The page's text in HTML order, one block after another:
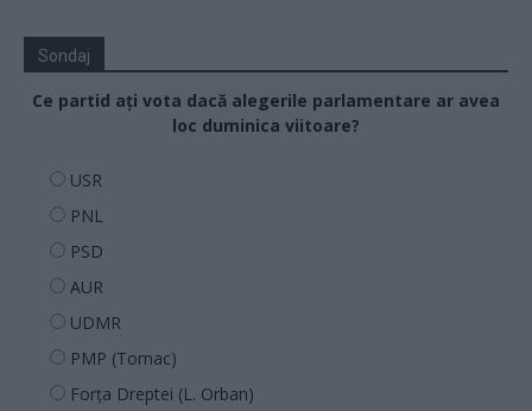
Sondaj
Ce partid ați vota dacă alegerile parlamentare ar avea
loc duminica viitoare?
USR
PNL
PSD
AUR
UDMR
PMP (Tomac)
Forța Dreptei (L. Orban)